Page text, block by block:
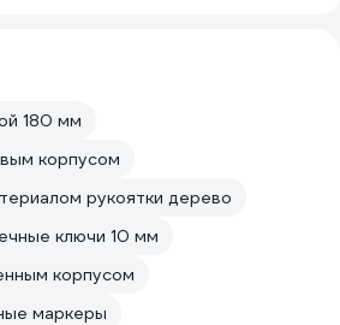
180 мм
корпусом
рукоятки дерево
ключи 10 мм
корпусом
маркеры